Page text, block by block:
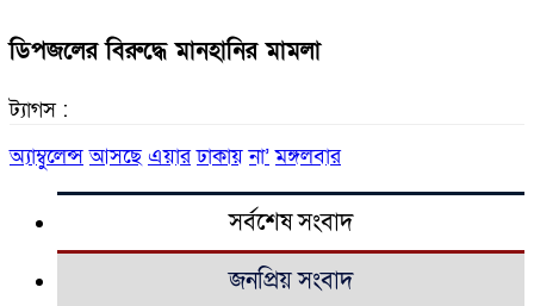
ডিপজলের বিরুদ্ধে মানহানির মামলা
ট্যাগস :
অ্যাম্বুলেন্স আসছে এয়ার ঢাকায় না’ মঙ্গলবার
সর্বশেষ সংবাদ
জনপ্রিয় সংবাদ